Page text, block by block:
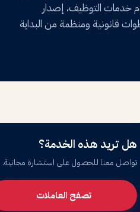
خدمات التوظيف، إصدار
قانونية ومنظمة من البداية
هل تريد هذه الخدمة؟
تواصل معنا للحصول على استشارة مجانية.
تصفح العاملات